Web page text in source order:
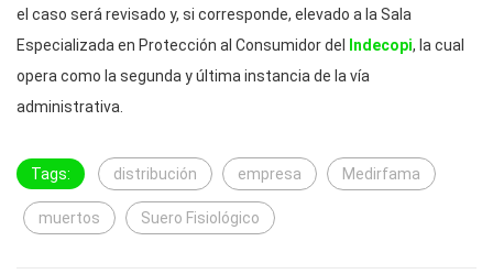
el caso será revisado y, si corresponde, elevado a la Sala
Especializada en Protección al Consumidor del
Indecopi, la cual
opera como la segunda y última instancia de la vía
administrativa.
Tags: distribución empresa Medirfama
muertos Suero Fisiológico